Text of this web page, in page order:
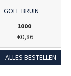
GOLF BRUIN
1000
€0,86
ALLES BESTELLEN